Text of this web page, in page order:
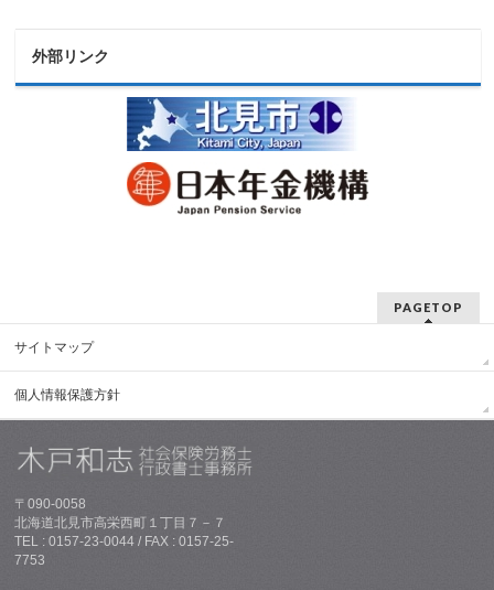
外部リンク
PAGETOP
サイトマップ
個人情報保護方針
〒090-0058
北海道北見市高栄西町１丁目７－７
TEL : 0157-23-0044 / FAX : 0157-25-
7753